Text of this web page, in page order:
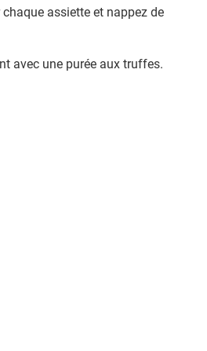
assiette et nappez de
avec une purée aux truffes.